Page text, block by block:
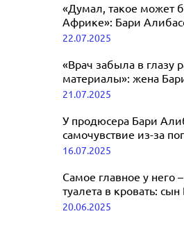
«Думал, такое может
Африке»: Бари
рассказал об
22.07.2025
«Врач забыла в глазу
материалы»: жена
младшего лишилась
21.07.2025
У продюсера Бари
самочувствие из-за
16.07.2025
Самое главное у него
туалета в кровать:
высказался о
20.06.2025